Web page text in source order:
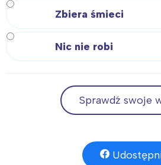
Zbiera śmieci
Nic nie robi
Sprawdź swoje